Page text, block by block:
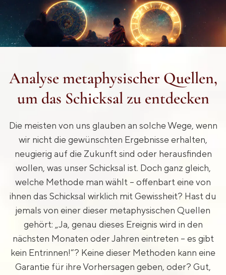
Analyse metaphysischer Quellen,
um das Schicksal zu entdecken
Die meisten von uns glauben an solche Wege, wenn
wir nicht die gewünschten Ergebnisse erhalten,
neugierig auf die Zukunft sind oder herausfinden
wollen, was unser Schicksal ist. Doch ganz gleich,
welche Methode man wählt – offenbart eine von
ihnen das Schicksal wirklich mit Gewissheit? Hast du
jemals von einer dieser metaphysischen Quellen
gehört: „Ja, genau dieses Ereignis wird in den
nächsten Monaten oder Jahren eintreten – es gibt
kein Entrinnen!“? Keine dieser Methoden kann eine
Garantie für ihre Vorhersagen geben, oder? Gut,